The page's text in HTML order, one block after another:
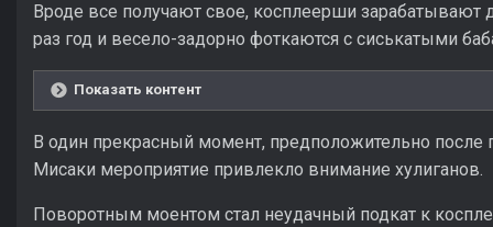
Вроде все получают свое, косплеерши зарабатывают
раз год и весело-задорно фоткаются с сиськатыми
Показать контент
В один прекрасный момент, предположительно
Мисаки мероприятие привлекло внимание хулиганов.
Поворотным моентом стал неудачный подкат к